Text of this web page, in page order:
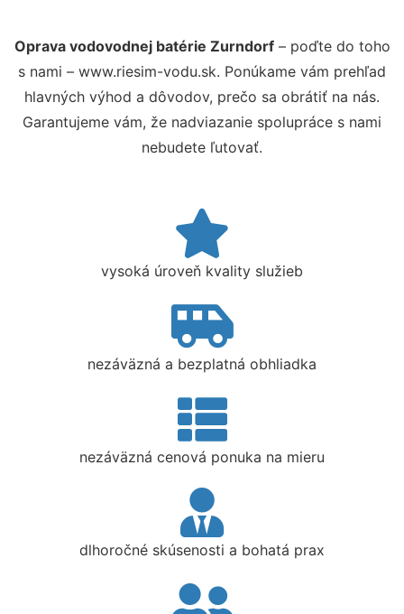
Oprava vodovodnej batérie Zurndorf– poďte do toho
s nami – www.riesim-vodu.sk. Ponúkame vám prehľad
hlavných výhod a dôvodov, prečo sa obrátiť na nás.
Garantujeme vám, že nadviazanie spolupráce s nami
nebudete ľutovať.
vysoká úroveň kvality služieb
nezáväzná a bezplatná obhliadka
nezáväzná cenová ponuka na mieru
dlhoročné skúsenosti a bohatá prax